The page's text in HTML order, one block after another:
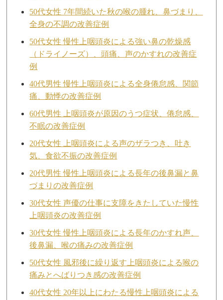
50代女性 7年間続いた秋の喉の腫れ、鼻づまり、
全身の不調の改善症例
50代女性 慢性上咽頭炎による強い鼻の乾燥感
（ドライノーズ）、頭痛、声のかすれの改善症
例
40代男性 慢性上咽頭炎による全身倦怠感、関節
痛、動悸の改善症例
60代男性 上咽頭炎が原因のうつ症状、倦怠感、
不眠の改善症例
20代女性 上咽頭炎による声のザラつき、吐き
気、食欲不振の改善症例
20代男性 慢性上咽頭炎による長年の後鼻漏と鼻
づまりの改善症例
30代女性 声優の仕事に支障をきたしていた慢性
上咽頭炎の改善症例
30代女性 慢性上咽頭炎による長年のかすれ声、
後鼻漏、喉の痛みの改善症例
50代女性 風邪後に繰り返す上咽頭炎による喉の
痛みとへばりつき感の改善症例
40代女性 20年以上にわたる慢性上咽頭炎による